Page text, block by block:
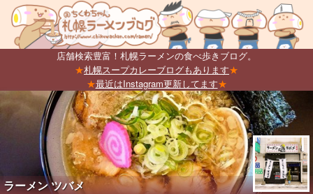
店舗検索豊富！札幌ラーメンの食べ歩きブログ。
★札幌スープカレーブログもあります★
★最近はInstagram更新してます★
ラーメン ツバメ